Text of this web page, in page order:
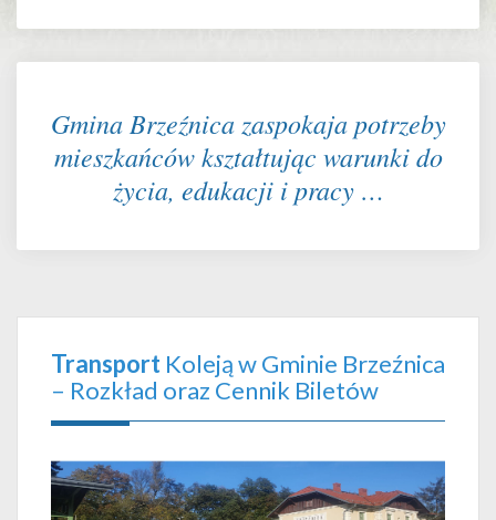
Gmina Brzeźnica zaspokaja potrzeby
mieszkańców kształtując warunki do
życia, edukacji i pracy …
Transport Koleją w Gminie Brzeźnica
– Rozkład oraz Cennik Biletów